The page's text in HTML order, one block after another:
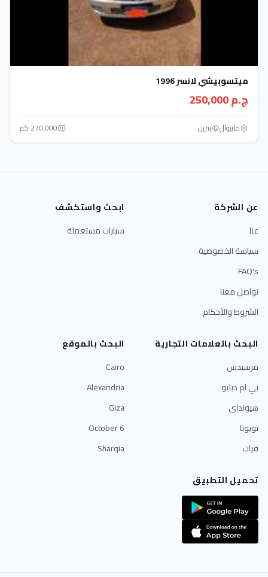
ميتسوبيشي لانسر 1996
ج.م 250,000
مانيوال بنزين 270,000 كم
عن الشركة
عنا
سياسة الخصوصية
FAQ's
تواصل معنا
الشروط والأحكام
ابحث واستكشف
سيارات مستعملة
البحث بالعلامات التجارية
مرسيدس
بي ام دبليو
هيونداي
تويوتا
فيات
البحث بالموقع
Cairo
Alexandria
Giza
6 October
Sharqia
تحميل التطبيق